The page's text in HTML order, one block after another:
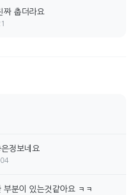
짜 춥더라요
정보네요
분이 있는것같아요 ㅋㅋ